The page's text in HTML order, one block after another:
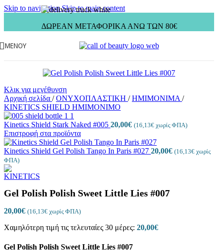
Skip to navigationSkip to main content
ΔΩΡΕΑΝ ΜΕΤΑΦΟΡΙΚΑ ΑΝΩ ΤΩΝ 80€
ΜΕΝΟΎ
Κλικ για μεγέθυνση
Αρχική σελίδα / ΟΝΥΧΟΠΛΑΣΤΙΚΗ / ΗΜΙΜΟΝΙΜΑ /
KINETICS SHIELD ΗΜΙΜΟΝΙΜΟ
Kinetics Shield Stark Naked #005 20,00€ (16,13€ χωρίς ΦΠΑ)
Επιστροφή στα προϊόντα
Kinetics Shield Gel Polish Tango In Paris #027 20,00€ (16,13€ χωρίς
ΦΠΑ)
Gel Polish Polish Sweet Little Lies #007
20,00€ (16,13€ χωρίς ΦΠΑ)
Χαμηλότερη τιμή τις τελευταίες 30 μέρες: 20,00€
Gel Polish Polish Sweet Little Lies #007